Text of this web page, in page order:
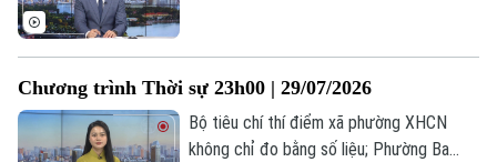
thời sự 23h00 hôm nay.
Chương trình Thời sự 23h00 | 29/07/2026
Bộ tiêu chí thí điểm xã phường XHCN
không chỉ đo bằng số liệu; Phường Ba